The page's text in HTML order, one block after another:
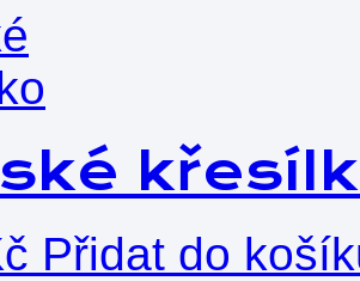
Přidat do